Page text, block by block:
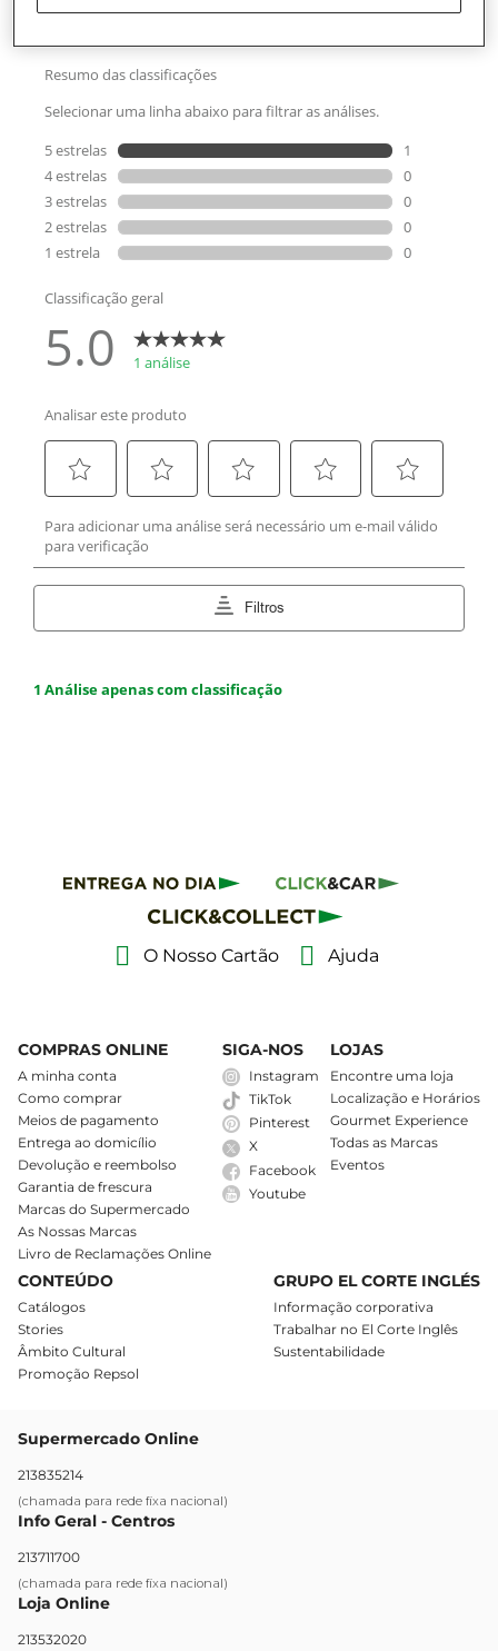
Review.
para
mesma
página.
O Nosso Cartão Ajuda
COMPRAS ONLINE
A minha conta
Como comprar
Meios de pagamento
Entrega ao domicílio
Devolução e reembolso
Garantia de frescura
Marcas do Supermercado
As Nossas Marcas
Livro de Reclamações Online
SIGA-NOS
Instagram
TikTok
Pinterest
X
Facebook
Youtube
LOJAS
Encontre uma loja
Localização e Horários
Gourmet Experience
Todas as Marcas
Eventos
CONTEÚDO
Catálogos
Stories
Âmbito Cultural
Promoção Repsol
GRUPO EL CORTE INGLÉS
Informação corporativa
Trabalhar no El Corte Inglês
Sustentabilidade
Supermercado Online
213835214
(chamada para rede fixa nacional)
Info Geral - Centros
213711700
(chamada para rede fixa nacional)
Loja Online
213532020